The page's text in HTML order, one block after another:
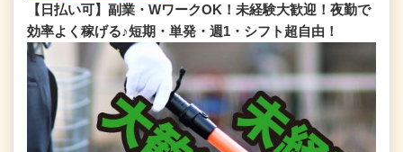
【日払い可】副業・WワークOK！未経験大歓迎！夜勤で
効率よく稼げる♪短期・単発・週1・シフト超自由！